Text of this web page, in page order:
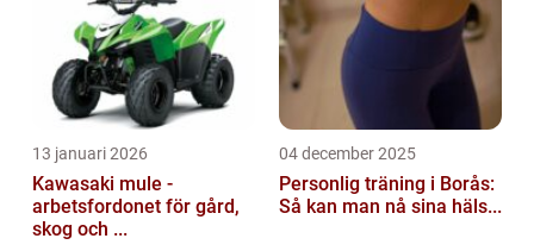
13 januari 2026
Kawasaki mule -
arbetsfordonet för gård,
skog och ...
04 december 2025
Personlig träning i Borås:
Så kan man nå sina häls...